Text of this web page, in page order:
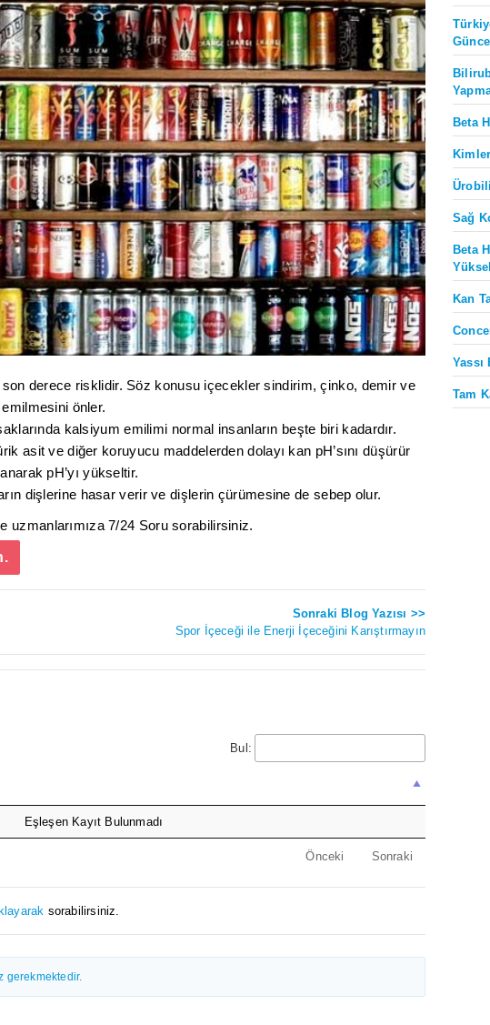
son derece risklidir. Söz konusu içecekler sindirim, çinko, demir ve
önler.
kalsiyum emilimi normal insanların beşte biri kadardır.
asit ve diğer koruyucu maddelerden dolayı kan pH’sını düşürür
pH’yı yükseltir.
dişlerine hasar verir ve dişlerin çürümesine de sebep olur.
7/24 Soru sorabilirsiniz.
Sonraki Blog Yazısı >>
Spor İçeceği ile Enerji İçeceğini Karıştırmayın
Bul:
Eşleşen Kayıt Bulunmadı
Önceki Sonraki
sorabilirsiniz.
gerekmektedir.
Beta
Sağ
Beta
Kan
Tam